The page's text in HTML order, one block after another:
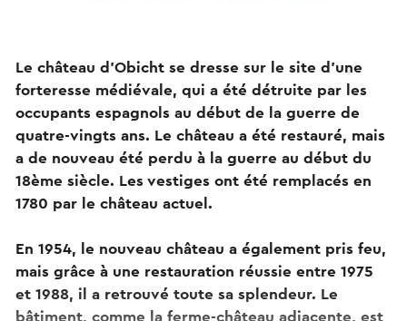
Le château d'Obicht se dresse sur le site d'une
forteresse médiévale, qui a été détruite par les
occupants espagnols au début de la guerre de
quatre-vingts ans. Le château a été restauré, mais
a de nouveau été perdu à la guerre au début du
18ème siècle. Les vestiges ont été remplacés en
1780 par le château actuel.
En 1954, le nouveau château a également pris feu,
mais grâce à une restauration réussie entre 1975
et 1988, il a retrouvé toute sa splendeur. Le
bâtiment, comme la ferme-château adjacente, est